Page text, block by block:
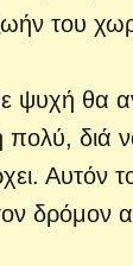
του
θα
πολύ, διά
Αυτόν
δρόμον